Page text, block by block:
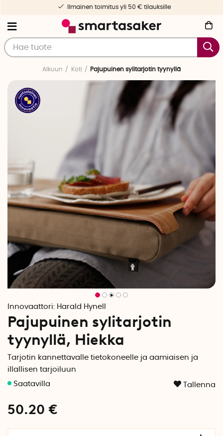
Ilmainen toimitus yli 50 € tilauksille
Alkuun Koti Pajupuinen sylitarjotin tyynyllä
Innovaattori: Harald Hynell
Pajupuinen sylitarjotin
tyynyllä, Hiekka
Tarjotin kannettavalle tietokoneelle ja aamiaisen ja
illallisen tarjoiluun
Tallenna
50.20 €